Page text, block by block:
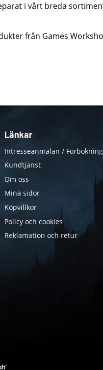
i vårt breda
från Games
Länkar
Intresseanmälan / Förbokning
Kundtjänst
Om oss
Mina sidor
Köpvillkor
Policy och cookies
Reklamation och retur